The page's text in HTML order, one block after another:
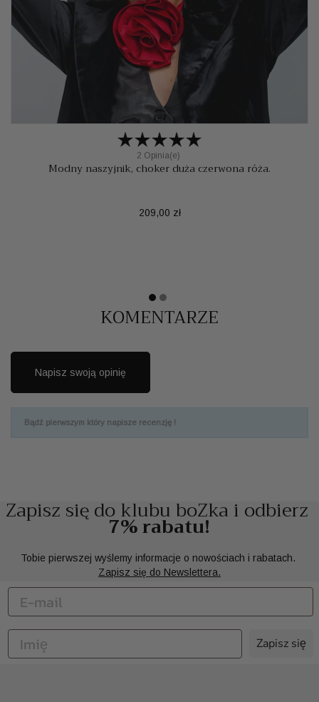
2 Opinia(e)
Modny naszyjnik, choker duża czerwona róża.
Cena
209,00 zł
KOMENTARZE
Napisz swoją opinię
Bądź pierwszym który napisze recenzję !
Zapisz się do klubu boZka i odbierz
7% rabatu!
Tobie pierwszej wyślemy informacje o nowościach i rabatach.
Zapisz się do Newslettera.
Zapisz się